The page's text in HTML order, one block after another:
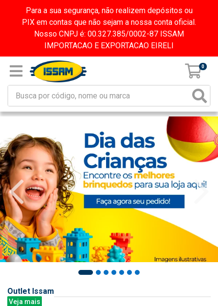
Para a sua segurança, não realizem depósitos ou
PIX em contas que não sejam a nossa conta oficial.
Nosso CNPJ é: 00.327.385/0002-87 ISSAM
IMPORTACAO E EXPORTACAO EIRELI
0
Outlet Issam
Veja mais